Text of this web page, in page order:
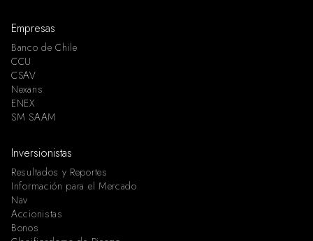
Empresas
Banco de Chile
CCU
CSAV
Nexans
ENEX
SM SAAM
Inversionistas
Resultados y Reportes
Información para el Mercado
Nav
Accionistas
Bonos